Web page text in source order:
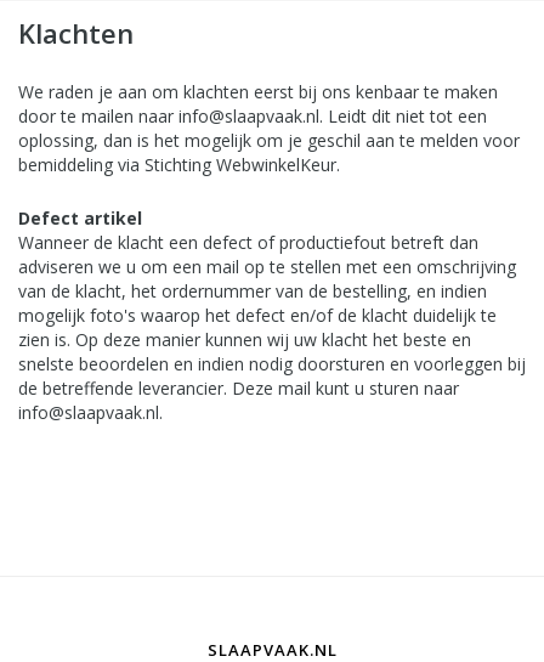
Klachten
We raden je aan om klachten eerst bij ons kenbaar te maken
door te mailen naar info@slaapvaak.nl. Leidt dit niet tot een
oplossing, dan is het mogelijk om je geschil aan te melden voor
bemiddeling via Stichting WebwinkelKeur.
Defect artikel
Wanneer de klacht een defect of productiefout betreft dan
adviseren we u om een mail op te stellen met een omschrijving
van de klacht, het ordernummer van de bestelling, en indien
mogelijk foto's waarop het defect en/of de klacht duidelijk te
zien is. Op deze manier kunnen wij uw klacht het beste en
snelste beoordelen en indien nodig doorsturen en voorleggen bij
de betreffende leverancier. Deze mail kunt u sturen naar
info@slaapvaak.nl.
SLAAPVAAK.NL